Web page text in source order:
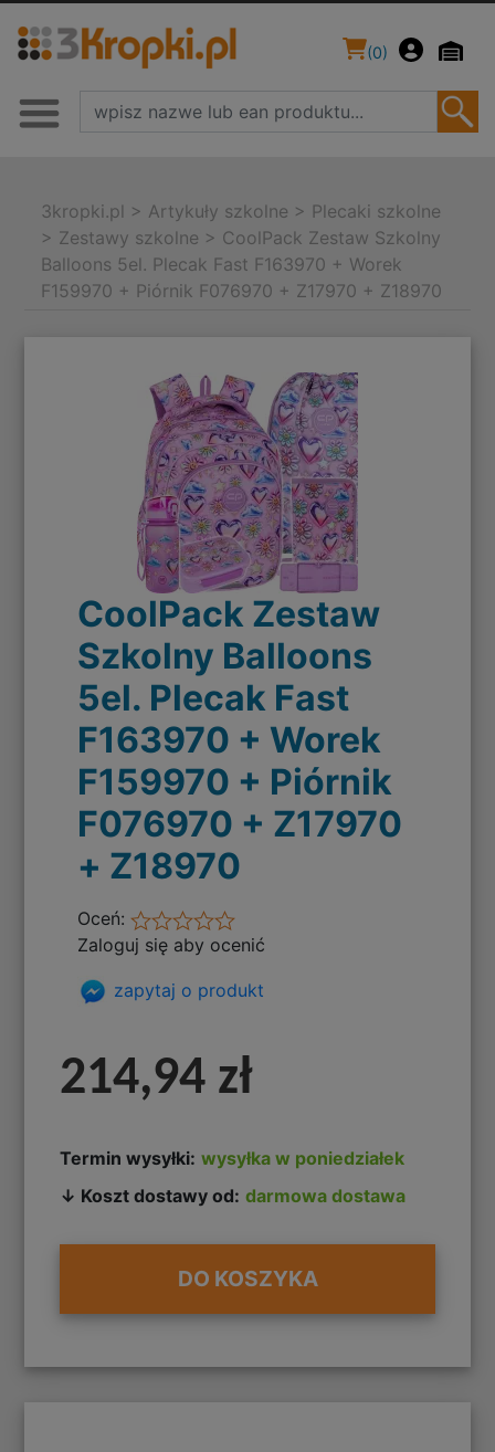
(0)
3kropki.pl > Artykuły szkolne > Plecaki szkolne
> Zestawy szkolne > CoolPack Zestaw Szkolny
Balloons 5el. Plecak Fast F163970 + Worek
F159970 + Piórnik F076970 + Z17970 + Z18970
CoolPack Zestaw
Szkolny Balloons
5el. Plecak Fast
F163970 + Worek
F159970 + Piórnik
F076970 + Z17970
+ Z18970
Oceń:
Zaloguj się aby ocenić
zapytaj o produkt
214,94 zł
Termin wysyłki: wysyłka w poniedziałek
↓ Koszt dostawy od: darmowa dostawa
DO KOSZYKA